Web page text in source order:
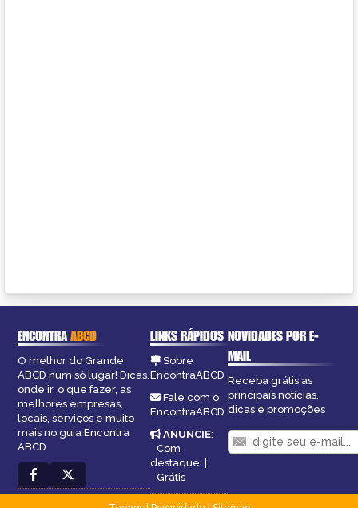
ENCONTRAABCD
O melhor do Grande
ABCD num só lugar! Dicas,
onde ir, o que fazer, as
melhores empresas,
locais, serviços e muito
mais no guia Encontra
ABCD
LINKS RÁPIDOS
Sobre
EncontraABCD
Fale com o
EncontraABCD
ANUNCIE:
Com
destaque
Grátis
NOVIDADES POR E-
MAIL
Receba grátis as
principais notícias,
dicas e promoções